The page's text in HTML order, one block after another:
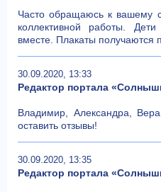
Часто обращаюсь к вашему
коллективной работы.
вместе. Плакаты получаются
30.09.2020, 13:33
Редактор портала
Владимир, Александра,
оставить отзывы!
30.09.2020, 13:35
Редактор портала